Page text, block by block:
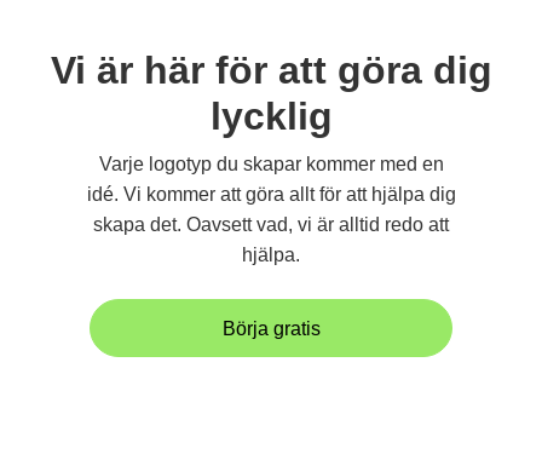
Vi är här för att göra dig
lycklig
Varje logotyp du skapar kommer med en
idé. Vi kommer att göra allt för att hjälpa dig
skapa det. Oavsett vad, vi är alltid redo att
hjälpa.
Börja gratis